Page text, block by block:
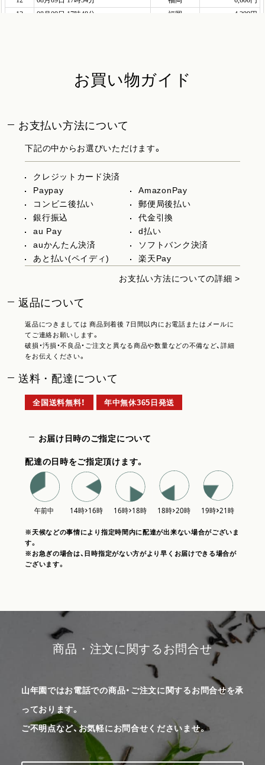
お買い物ガイド
お支払い方法について
下記の中からお選びいただけます。
クレジットカード決済
Paypay
AmazonPay
コンビニ後払い
郵便局後払い
銀行振込
代金引換
au Pay
d払い
auかんたん決済
ソフトバンク決済
あと払い(ペイディ)
楽天Pay
お支払い方法についての詳細 >
返品について
返品につきましては 商品到着後 7日間以内にお電話またはメールに
てご連絡お願いします。
破損・汚損・不良品・ご注文と異なる商品や数量などの不備など、詳細
をお伝えください。
送料・配達について
全国送料無料！ 年中無休365日発送
お届け日時のご指定について
配達の日時をご指定頂けます。
※天候などの事情により指定時間内に配達が出来ない場合がございま
す。
※お急ぎの場合は、日時指定がない方がより早くお届けできる場合が
ございます。
商品・注文に関するお問合せ
山年園ではお電話での商品・ご注文に関するお問合せを承
っております。
ご不明点など、お気軽にお問合せくださいませ。